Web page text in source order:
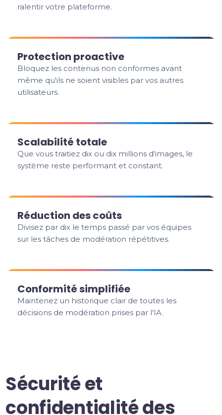
ralentir votre plateforme.
Protection proactive
Bloquez les contenus non conformes avant
même qu'ils ne soient visibles par vos autres
utilisateurs.
Scalabilité totale
Que vous traitiez dix ou dix millions d'images, le
système reste performant et constant.
Réduction des coûts
Divisez par dix le temps passé par vos équipes
sur les tâches de modération répétitives.
Conformité simplifiée
Maintenez un historique clair de toutes les
décisions de modération prises par l'IA.
Sécurité et
confidentialité des